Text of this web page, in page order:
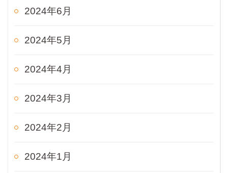
2024年6月
2024年5月
2024年4月
2024年3月
2024年2月
2024年1月